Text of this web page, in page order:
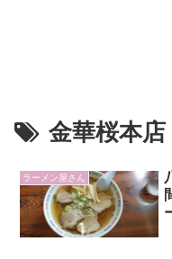
金華桜本店
ラーメン屋さん